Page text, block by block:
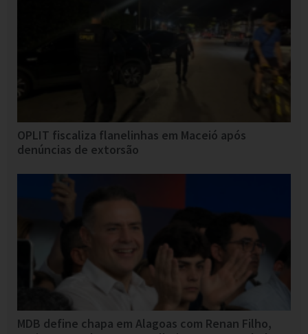
OPLIT fiscaliza flanelinhas em Maceió após
denúncias de extorsão
MDB define chapa em Alagoas com Renan Filho,